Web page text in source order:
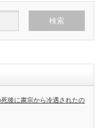
後に粛宗から冷遇されたの